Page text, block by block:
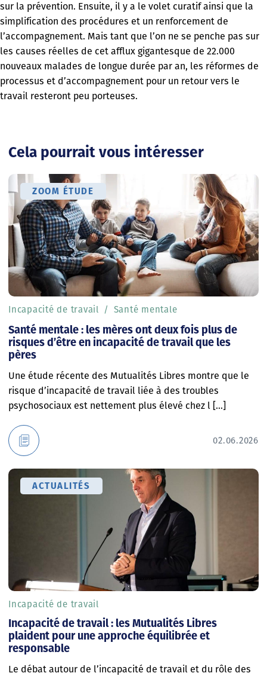
sur la prévention. Ensuite, il y a le volet curatif ainsi que la
simplification des procédures et un renforcement de
l’accompagnement. Mais tant que l’on ne se penche pas sur
les causes réelles de cet afflux gigantesque de 22.000
nouveaux malades de longue durée par an, les réformes de
processus et d’accompagnement pour un retour vers le
travail resteront peu porteuses.
Cela pourrait vous intéresser
Santé mentale : les mères ont deux fois plus de
risques d’être en incapacité de travail que les
pères
ZOOM ÉTUDE
Une étude récente des Mutualités Libres montre que le
risque d’incapacité de travail liée à des troubles
psychosociaux est nettement plus élevé chez l [...]
Incapacité de travail Santé mentale
02.06.2026
Incapacité de travail : les Mutualités Libres
plaident pour une approche équilibrée et
responsable
ACTUALITÉS
Le débat autour de l’incapacité de travail et du rôle des
Incapacité de travail